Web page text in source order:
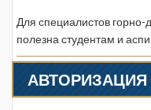
Для специалистов
полезна студентам и
АВТОРИЗАЦИЯ